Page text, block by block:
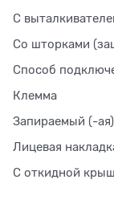
С
Со шторками
Способ
Клемма
Запираемый (-
Лицевая
С откидной